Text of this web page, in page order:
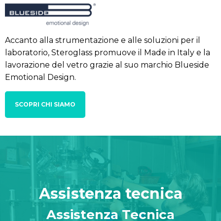
Accanto alla strumentazione e alle soluzioni per il
laboratorio, Steroglass promuove il Made in Italy e la
lavorazione del vetro grazie al suo marchio Blueside
Emotional Design.
SCOPRI CHI SIAMO
Assistenza tecnica
Assistenza Tecnica